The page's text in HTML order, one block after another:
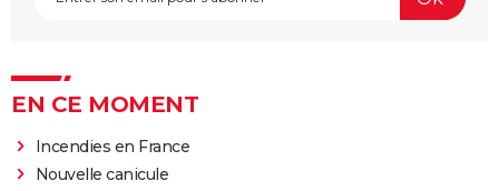
EN CE MOMENT
Incendies en France
Nouvelle canicule